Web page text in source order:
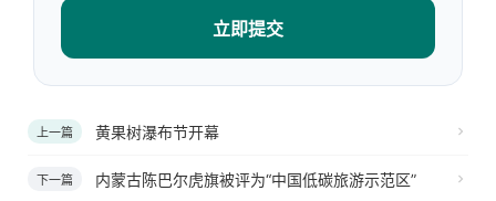
立即提交
上一篇 黄果树瀑布节开幕
下一篇 内蒙古陈巴尔虎旗被评为“中国低碳旅游示范区”